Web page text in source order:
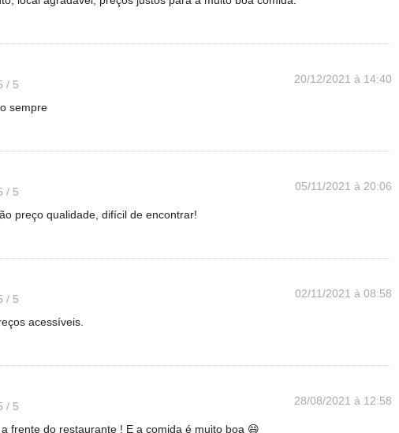
/ 5 20/12/2021 à 14:40
sempre
/ 5 05/11/2021 à 20:06
preço qualidade, difícil de encontrar!
/ 5 02/11/2021 à 08:58
acessíveis.
/ 5 28/08/2021 à 12:58
frente do restaurante ! E a comida é muito boa 😄